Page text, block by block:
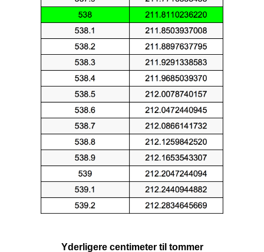
Yderligere centimeter til tommer